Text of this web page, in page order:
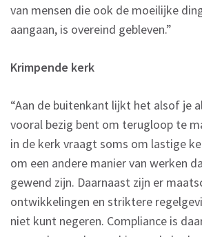
van mensen die ook de moeilijke
aangaan, is overeind gebleven.”
Krimpende kerk
“Aan de buitenkant lijkt het alsof je
vooral bezig bent om terugloop te
in de kerk vraagt soms om lastige
om een andere manier van werken
gewend zijn. Daarnaast zijn er
ontwikkelingen en striktere
niet kunt negeren. Compliance is